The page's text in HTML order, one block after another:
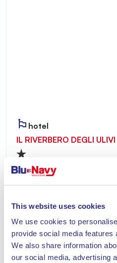
This website uses cookies
We use cookies to
provide social media features
We also share information
our social media, advertising
hotel
IL RIVERBERO DEGLI ULIVI
Riverbero degli Ulivi è
ideale per chi desidera
all’insegna del relax a pochi
Scopri